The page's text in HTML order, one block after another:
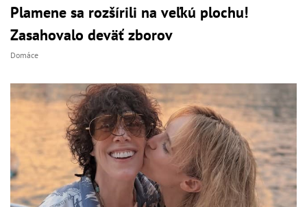
Plamene sa rozšírili na veľkú plochu!
Zasahovalo deväť zborov
Domáce